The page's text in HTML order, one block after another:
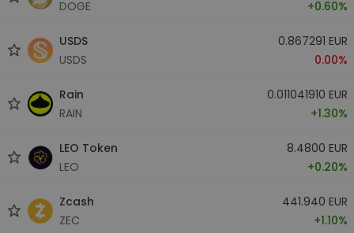
DOGE
+0.60%
USDS
USDS
0.867291 EUR
0.00%
Rain
RAIN
0.011041910 EUR
+1.30%
LEO Token
LEO
8.4800 EUR
+0.20%
Zcash
ZEC
441.940 EUR
+1.10%